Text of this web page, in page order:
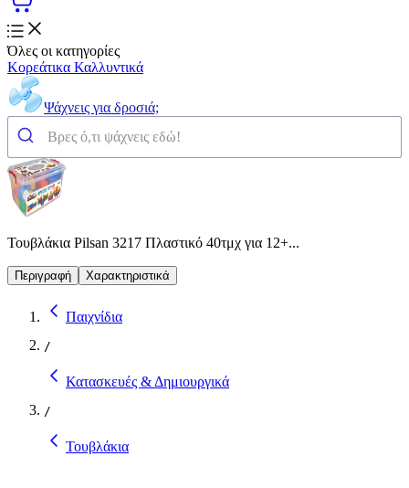
Όλες οι κατηγορίες
Κορεάτικα Καλλυντικά
Ψάχνεις για δροσιά;
Τουβλάκια Pilsan 3217 Πλαστικό 40τμχ για 12+...
Περιγραφή Χαρακτηριστικά
Παιχνίδια
/
Κατασκευές & Δημιουργικά
/
Τουβλάκια